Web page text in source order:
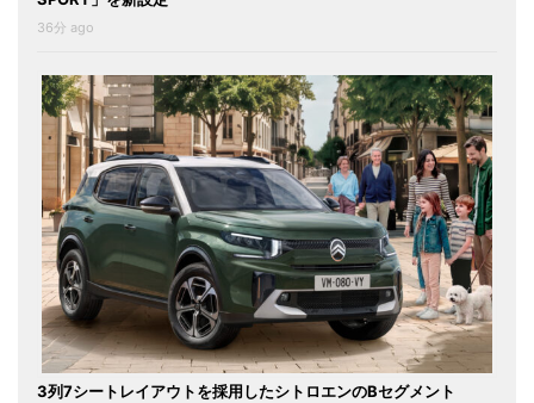
36分 ago
3列7シートレイアウトを採用したシトロエンのBセグメント